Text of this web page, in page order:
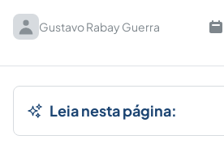
Gustavo Rabay Guerra
Leia nesta página: